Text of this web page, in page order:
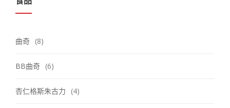
曲奇 (8)
BB曲奇 (6)
杏仁格斯朱古力 (4)